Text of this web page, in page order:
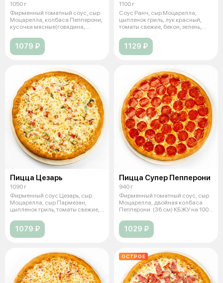
1050 г
Фирменный томатный соус, сыр
Моцарелла, колбаса Пепперони,
кусочки мясные(говядина,
1079 ₽
1100 г
Соус Ранч, сыр Моцарелла,
цыпленок гриль, лук красный,
томаты свежие, бекон, зелень,
1129 ₽
Пицца Цезарь
1090 г
Фирменный соус Цезарь, сыр
Моцарелла, сыр Пармезан,
цыпленок гриль, томаты свежие,
1079 ₽
Пицца Супер Пепперони
940 г
Фирменный томатный соус, сыр
Моцарелла, двойная колбаса
Пепперони. (36 см) КБЖУ на 100
1029 ₽
ОСТРОЕ